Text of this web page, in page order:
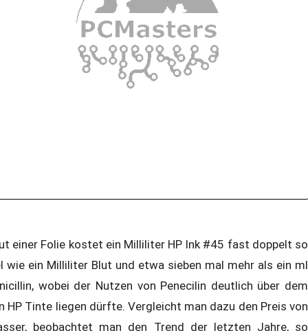
einer Folie kostet ein Milliliter HP Ink #45 fast doppelt so
wie ein Milliliter Blut und etwa sieben mal mehr als ein ml
wobei der Nutzen von Penecilin deutlich über dem
HP Tinte liegen dürfte. Vergleicht man dazu den Preis von
beobachtet man den Trend der letzten Jahre, so